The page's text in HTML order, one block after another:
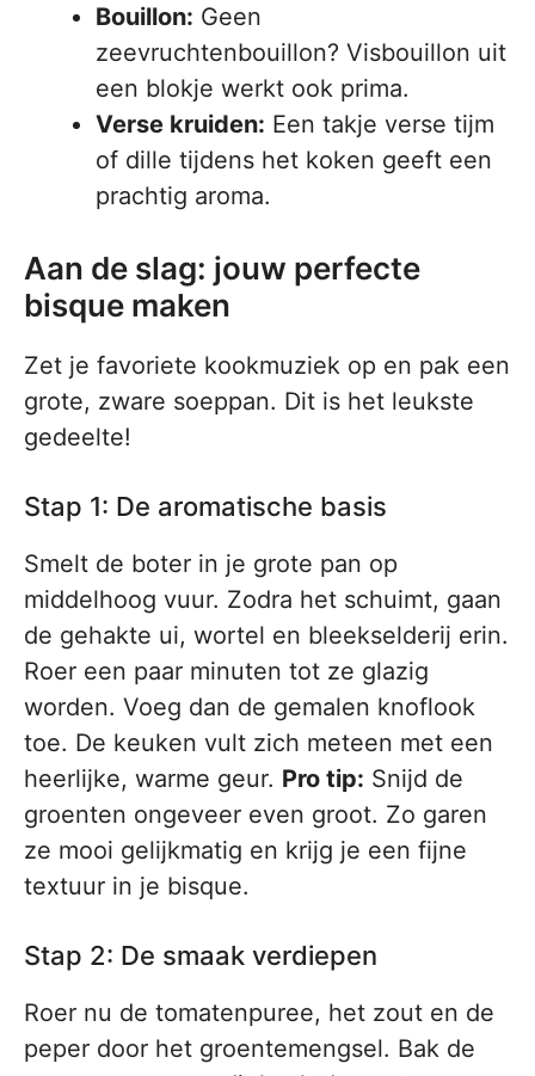
Bouillon: Geen
zeevruchtenbouillon? Visbouillon uit
een blokje werkt ook prima.
Verse kruiden: Een takje verse tijm
of dille tijdens het koken geeft een
prachtig aroma.
Aan de slag: jouw perfecte
bisque maken
Zet je favoriete kookmuziek op en pak een
grote, zware soeppan. Dit is het leukste
gedeelte!
Stap 1: De aromatische basis
Smelt de boter in je grote pan op
middelhoog vuur. Zodra het schuimt, gaan
de gehakte ui, wortel en bleekselderij erin.
Roer een paar minuten tot ze glazig
worden. Voeg dan de gemalen knoflook
toe. De keuken vult zich meteen met een
heerlijke, warme geur. Pro tip: Snijd de
groenten ongeveer even groot. Zo garen
ze mooi gelijkmatig en krijg je een fijne
textuur in je bisque.
Stap 2: De smaak verdiepen
Roer nu de tomatenpuree, het zout en de
peper door het groentemengsel. Bak de